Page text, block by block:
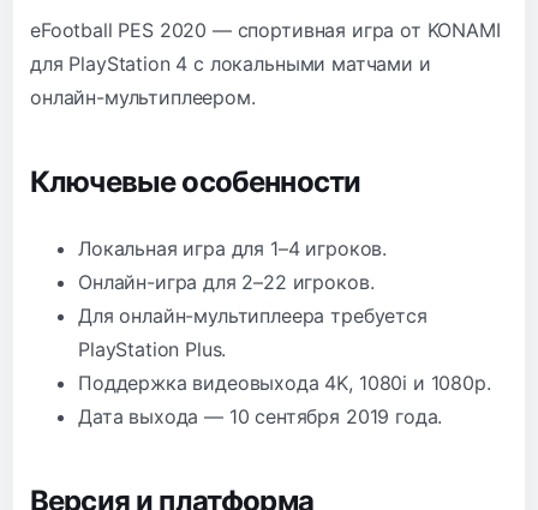
eFootball PES 2020 — спортивная игра от KONAMI
для PlayStation 4 с локальными матчами и
онлайн-мультиплеером.
Ключевые особенности
Локальная игра для 1–4 игроков.
Онлайн-игра для 2–22 игроков.
Для онлайн-мультиплеера требуется
PlayStation Plus.
Поддержка видеовыхода 4K, 1080i и 1080p.
Дата выхода — 10 сентября 2019 года.
Версия и платформа